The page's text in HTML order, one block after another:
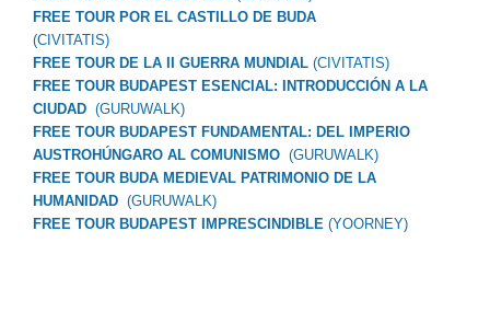
FREE TOUR POR EL CASTILLO DE BUDA
(CIVITATIS)
FREE TOUR DE LA II GUERRA MUNDIAL (CIVITATIS)
FREE TOUR BUDAPEST ESENCIAL: INTRODUCCIÓN A LA
CIUDAD (GURUWALK)
FREE TOUR BUDAPEST FUNDAMENTAL: DEL IMPERIO
AUSTROHÚNGARO AL COMUNISMO (GURUWALK)
FREE TOUR BUDA MEDIEVAL PATRIMONIO DE LA
HUMANIDAD (GURUWALK)
FREE TOUR BUDAPEST IMPRESCINDIBLE (YOORNEY)